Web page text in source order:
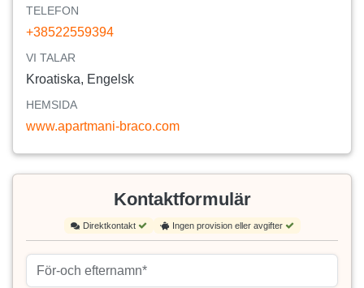
TELEFON
+38522559394
VI TALAR
Kroatiska, Engelsk
HEMSIDA
www.apartmani-braco.com
Kontaktformulär
Direktkontakt Ingen provision eller avgifter